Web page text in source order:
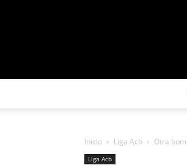
Inicio Liga Acb Otra
Liga Acb